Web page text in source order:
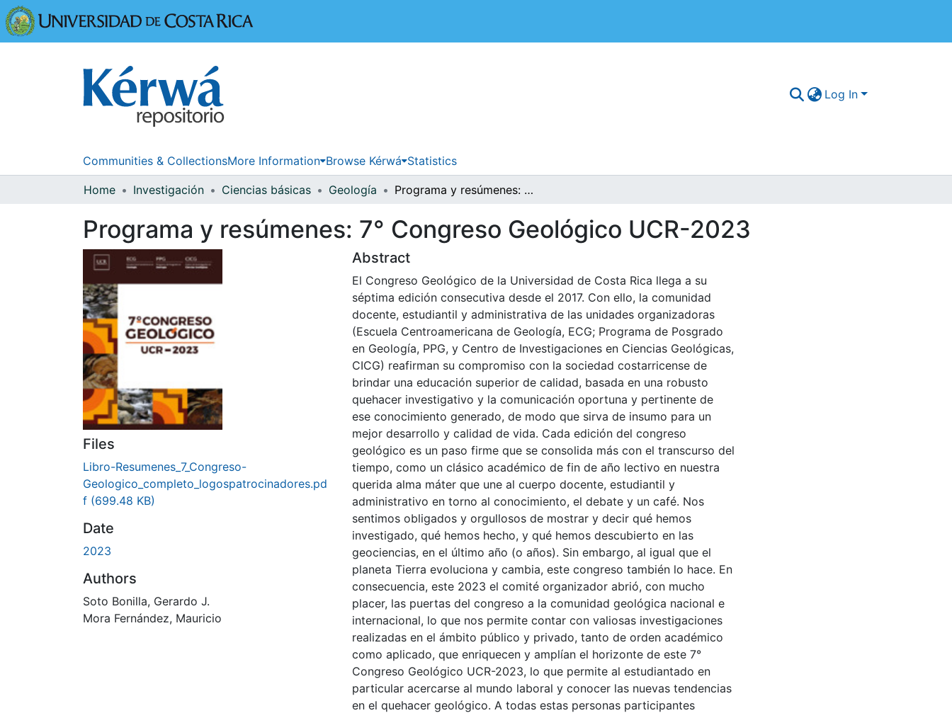
Log In
Communities & CollectionsMore Information Browse Kérwá Statistics
Home Investigación Ciencias básicas Geología Programa y resúmenes: 7° Congreso Geológico UCR-2023
Programa y resúmenes: 7° Congreso Geológico UCR-2023
Files
Libro-Resumenes_7_Congreso-
Geologico_completo_logospatrocinadores.pd
f (699.48 KB)
Date
2023
Authors
Soto Bonilla, Gerardo J.
Mora Fernández, Mauricio
Abstract
El Congreso Geológico de la Universidad de Costa Rica llega a su
séptima edición consecutiva desde el 2017. Con ello, la comunidad
docente, estudiantil y administrativa de las unidades organizadoras
(Escuela Centroamericana de Geología, ECG; Programa de Posgrado
en Geología, PPG, y Centro de Investigaciones en Ciencias Geológicas,
CICG) reafirman su compromiso con la sociedad costarricense de
brindar una educación superior de calidad, basada en una robusto
quehacer investigativo y la comunicación oportuna y pertinente de
ese conocimiento generado, de modo que sirva de insumo para un
mejor desarrollo y calidad de vida. Cada edición del congreso
geológico es un paso firme que se consolida más con el transcurso del
tiempo, como un clásico académico de fin de año lectivo en nuestra
querida alma máter que une al cuerpo docente, estudiantil y
administrativo en torno al conocimiento, el debate y un café. Nos
sentimos obligados y orgullosos de mostrar y decir qué hemos
investigado, qué hemos hecho, y qué hemos descubierto en las
geociencias, en el último año (o años). Sin embargo, al igual que el
planeta Tierra evoluciona y cambia, este congreso también lo hace. En
consecuencia, este 2023 el comité organizador abrió, con mucho
placer, las puertas del congreso a la comunidad geológica nacional e
internacional, lo que nos permite contar con valiosas investigaciones
realizadas en el ámbito público y privado, tanto de orden académico
como aplicado, que enriquecen y amplían el horizonte de este 7°
Congreso Geológico UCR-2023, lo que permite al estudiantado en
particular acercarse al mundo laboral y conocer las nuevas tendencias
en el quehacer geológico. A todas estas personas participantes